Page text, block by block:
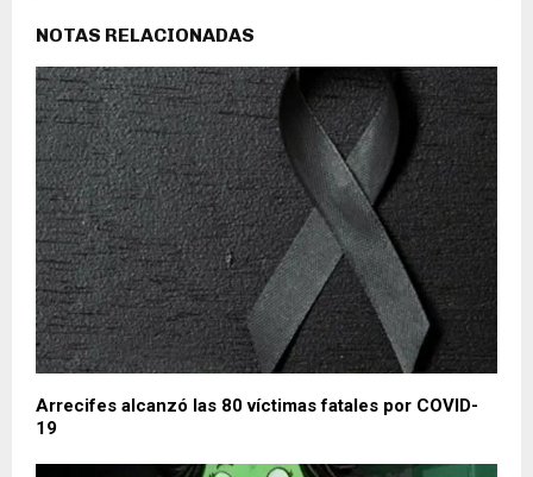
NOTAS RELACIONADAS
Arrecifes alcanzó las 80 víctimas fatales por COVID-
19